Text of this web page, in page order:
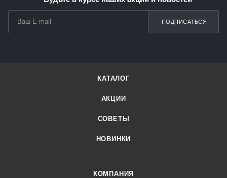
ПОДПИСАТЬСЯ
КАТАЛОГ
АКЦИИ
СОВЕТЫ
НОВИНКИ
КОМПАНИЯ